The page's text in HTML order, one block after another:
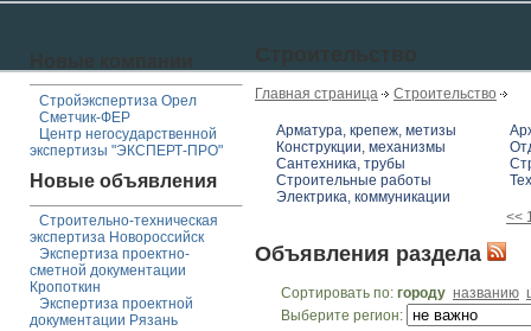
Стройэкспертиза Орел
Сметчик-ФЕР
Центр негосударственной
экспертизы "ЭКСПЕРТ-ПРО"
Новые объявления
Строительно-техническая
экспертиза Новороссийск
Экспертиза проектно-
сметной документации
Кропоткин
Экспертиза проектной
документации Рязань
Главная страница Строительство
Арматура, крепеж, метизы
Конструкции, механизмы
Сантехника, трубы
Строительные работы
Электрика, коммуникации
<<
Объявления раздела
Сортировать по: городу названию
Выберите регион: